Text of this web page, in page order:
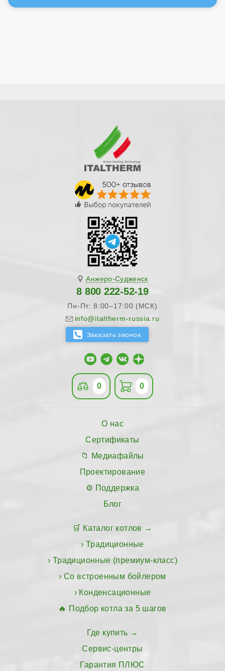
Анжеро-Судженск
8 800 222-52-19
Пн-Пт: 8:00–17:00 (МСК)
info@italtherm-russia.ru
0 0
О нас
Сертификаты
Медиафайлы
Проектирование
Поддержка
Блог
Каталог котлов
Традиционные
Традиционные (премиум-класс)
Со встроенным бойлером
Конденсационные
Подбор котла за 5 шагов
Где купить
Сервис-центры
Гарантия ПЛЮС